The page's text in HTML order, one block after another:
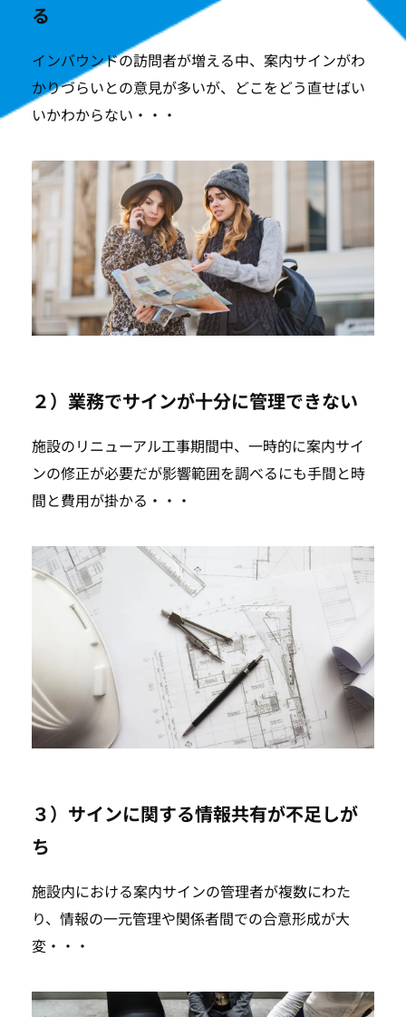
る
インバウンドの訪問者が増える中、案内サインがわ
かりづらいとの意見が多いが、どこをどう直せばい
いかわからない・・・
２）業務でサインが十分に管理できない
施設のリニューアル工事期間中、一時的に案内サイ
ンの修正が必要だが影響範囲を調べるにも手間と時
間と費用が掛かる・・・
３）サインに関する情報共有が不足しが
ち
施設内における案内サインの管理者が複数にわた
り、情報の一元管理や関係者間での合意形成が大
変・・・